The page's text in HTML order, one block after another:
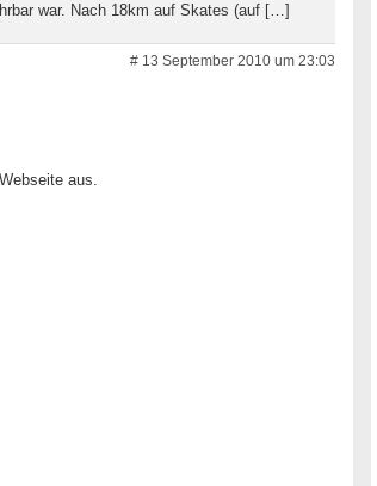
war. Nach 18km auf Skates (auf […]
# 13 September 2010 um 23:03
aus.